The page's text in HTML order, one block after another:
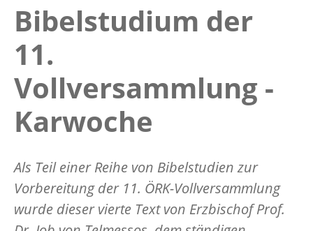
Bibelstudium der
11.
Vollversammlung -
Karwoche
Als Teil einer Reihe von Bibelstudien zur
Vorbereitung der 11. ÖRK-Vollversammlung
wurde dieser vierte Text von Erzbischof Prof.